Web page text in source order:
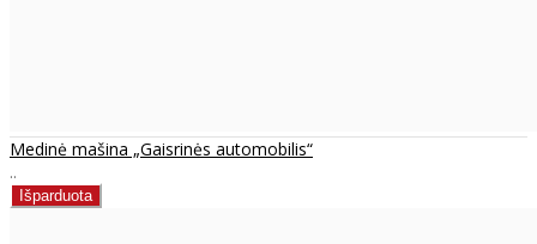
Medinė mašina „Gaisrinės automobilis“
..